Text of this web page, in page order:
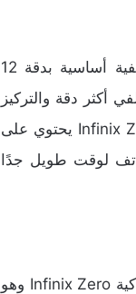
يأتي مع كاميرا خلفية أساسية بدقة 12
لالتقاط صور سيلفي أكثر دقة والتركيز
على الجمهور العريض ومُحبي صور السيلفي. الإصدار الأخير من سلسلة Infinix Zero يحتوي على
الهاتف لوقت طويل جدًا
أطلقت Infinix الإصدار الاحدث لعام 2017 من خط إنتاج سلسلة هواتفها الذكية Infinix Zero وهو